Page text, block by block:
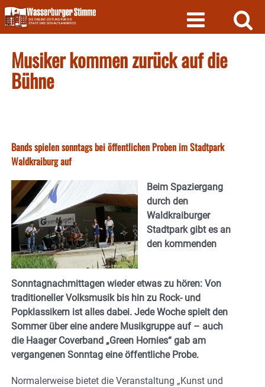
Skip
to
content
Musiker kommen zurück auf die
Bühne
Bands spielen sonntags bei öffentlichen Proben im Stadtpark
Waldkraiburg auf
Beim Spaziergang
durch den
Waldkraiburger
Stadtpark gibt es an
den kommenden
Sonntagnachmittagen wieder etwas zu hören: Von
traditioneller Volksmusik bis hin zu Rock- und
Popklassikern ist alles dabei. Jede Woche spielt den
Sommer über eine andere Musikgruppe auf – auch
die Haager Coverband „Green Hornies“ gab am
vergangenen Sonntag eine öffentliche Probe.
Normalerweise bietet die Veranstaltung „Kunst und